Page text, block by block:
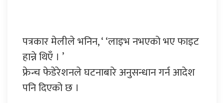
पत्रकार मेलीले भनिन, ‘ ‘लाइभ नभएको भए फाइट
हान्ने थिएँ । ’
फ्रेन्च फेडेरेशनले घटनाबारे अनुसन्धान गर्न आदेश
पनि दिएको छ ।